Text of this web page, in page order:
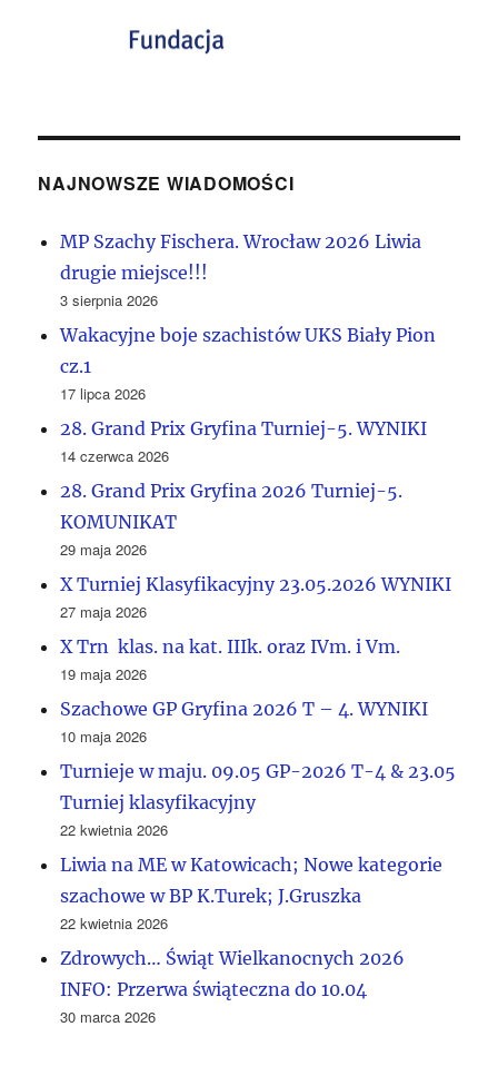
NAJNOWSZE WIADOMOŚCI
MP Szachy Fischera. Wrocław 2026 Liwia
drugie miejsce!!!
3 sierpnia 2026
Wakacyjne boje szachistów UKS Biały Pion
cz.1
17 lipca 2026
28. Grand Prix Gryfina Turniej-5. WYNIKI
14 czerwca 2026
28. Grand Prix Gryfina 2026 Turniej-5.
KOMUNIKAT
29 maja 2026
X Turniej Klasyfikacyjny 23.05.2026 WYNIKI
27 maja 2026
X Trn klas. na kat. IIIk. oraz IVm. i Vm.
19 maja 2026
Szachowe GP Gryfina 2026 T – 4. WYNIKI
10 maja 2026
Turnieje w maju. 09.05 GP-2026 T-4 & 23.05
Turniej klasyfikacyjny
22 kwietnia 2026
Liwia na ME w Katowicach; Nowe kategorie
szachowe w BP K.Turek; J.Gruszka
22 kwietnia 2026
Zdrowych… Świąt Wielkanocnych 2026
INFO: Przerwa świąteczna do 10.04
30 marca 2026